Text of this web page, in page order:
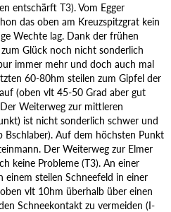
entschärft T3). Vom Egger
das oben am Kreuzspitzgrat kein
Wechte lag. Dank der frühen
Glück noch nicht sonderlich
immer mehr und doch auch mal
60-80hm steilen zum Gipfel der
(oben vlt 45-50 Grad aber gut
Weiterweg zur mittleren
ist nicht sonderlich schwer und
Auf dem höchsten Punkt
Der Weiterweg zur Elmer
keine Probleme (T3). An einer
einem steilen Schneefeld in einer
vlt 10hm überhalb über einen
Schneekontakt zu vermeiden (I-